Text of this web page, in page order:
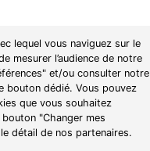
lequel vous naviguez sur le
mesurer l’audience de notre
et/ou consulter notre
bouton dédié. Vous pouvez
que vous souhaitez
"Changer mes
détail de nos partenaires.